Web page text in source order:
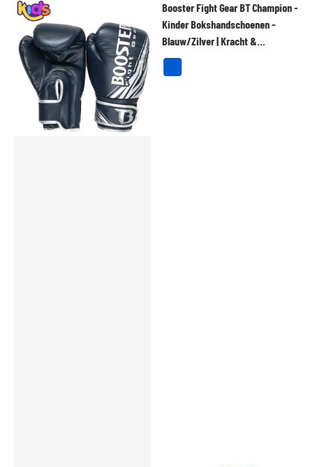
Booster Fight Gear BT Champion -
Kinder Bokshandschoenen -
Blauw/Zilver | Kracht &
Bescherming